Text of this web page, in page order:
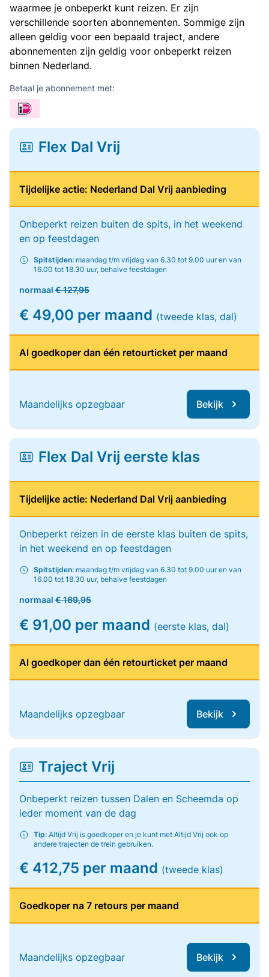
waarmee je onbeperkt kunt reizen. Er zijn
verschillende soorten abonnementen. Sommige zijn
alleen geldig voor een bepaald traject, andere
abonnementen zijn geldig voor onbeperkt reizen
binnen Nederland.
Betaal je abonnement met:
Flex Dal Vrij
Tijdelijke actie: Nederland Dal Vrij aanbieding
Onbeperkt reizen buiten de spits, in het weekend
en op feestdagen
Spitstijden: maandag t/m vrijdag van 6.30 tot 9.00 uur en van
16.00 tot 18.30 uur, behalve feestdagen
normaal € 127,95
€ 49,00 per maand (tweede klas, dal)
Al goedkoper dan één retourticket per maand
Maandelijks opzegbaar Bekijk
Flex Dal Vrij eerste klas
Tijdelijke actie: Nederland Dal Vrij aanbieding
Onbeperkt reizen in de eerste klas buiten de spits,
in het weekend en op feestdagen
Spitstijden: maandag t/m vrijdag van 6.30 tot 9.00 uur en van
16.00 tot 18.30 uur, behalve feestdagen
normaal € 169,95
€ 91,00 per maand (eerste klas, dal)
Al goedkoper dan één retourticket per maand
Maandelijks opzegbaar Bekijk
Traject Vrij
Onbeperkt reizen tussen Dalen en Scheemda op
ieder moment van de dag
Tip: Altijd Vrij is goedkoper en je kunt met Altijd Vrij ook op
andere trajecten de trein gebruiken.
€ 412,75 per maand (tweede klas)
Goedkoper na 7 retours per maand
Maandelijks opzegbaar Bekijk